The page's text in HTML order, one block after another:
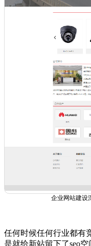
企业网站建设
任何时候任何行业都有
是就给新站留下了seo